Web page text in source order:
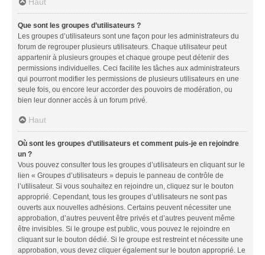
Que sont les groupes d’utilisateurs ?
Les groupes d’utilisateurs sont une façon pour les administrateurs du
forum de regrouper plusieurs utilisateurs. Chaque utilisateur peut
appartenir à plusieurs groupes et chaque groupe peut détenir des
permissions individuelles. Ceci facilite les tâches aux administrateurs
qui pourront modifier les permissions de plusieurs utilisateurs en une
seule fois, ou encore leur accorder des pouvoirs de modération, ou
bien leur donner accès à un forum privé.
Haut
Où sont les groupes d’utilisateurs et comment puis-je en rejoindre
un ?
Vous pouvez consulter tous les groupes d’utilisateurs en cliquant sur le
lien « Groupes d’utilisateurs » depuis le panneau de contrôle de
l’utilisateur. Si vous souhaitez en rejoindre un, cliquez sur le bouton
approprié. Cependant, tous les groupes d’utilisateurs ne sont pas
ouverts aux nouvelles adhésions. Certains peuvent nécessiter une
approbation, d’autres peuvent être privés et d’autres peuvent même
être invisibles. Si le groupe est public, vous pouvez le rejoindre en
cliquant sur le bouton dédié. Si le groupe est restreint et nécessite une
approbation, vous devez cliquer également sur le bouton approprié. Le